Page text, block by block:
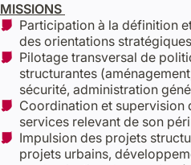
MISSIONS
Participation à la définition
des orientations
Pilotage transversal de
structurantes
sécurité, administration
Coordination et supervision
services relevant de son
Impulsion des projets
projets urbains,